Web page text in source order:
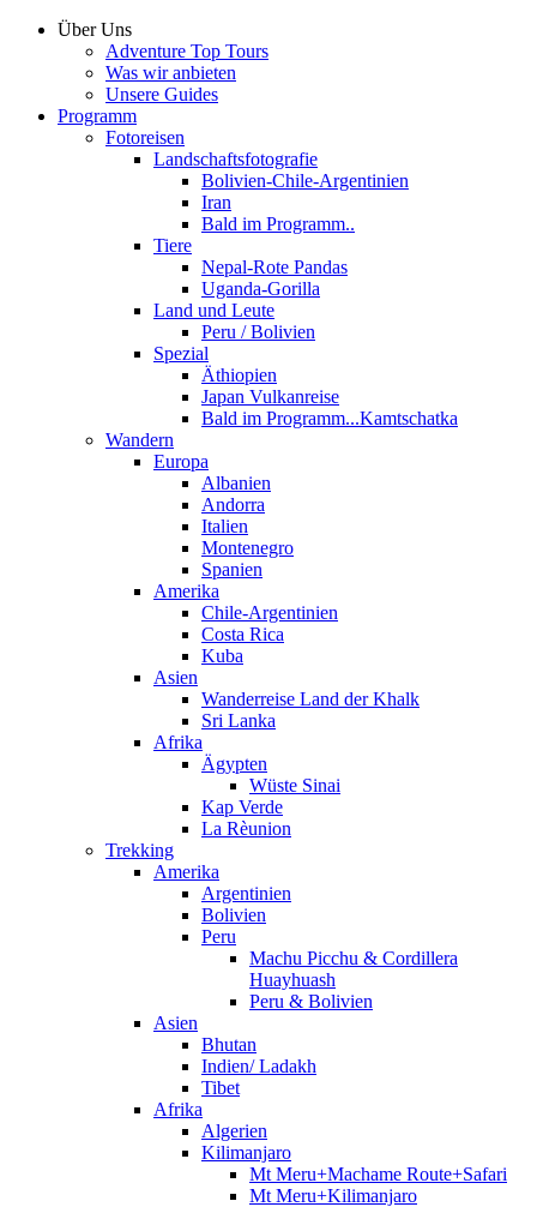
Über Uns
Adventure Top Tours
Was wir anbieten
Unsere Guides
Programm
Fotoreisen
Landschaftsfotografie
Bolivien-Chile-Argentinien
Iran
Bald im Programm..
Tiere
Nepal-Rote Pandas
Uganda-Gorilla
Land und Leute
Peru / Bolivien
Spezial
Äthiopien
Japan Vulkanreise
Bald im Programm...Kamtschatka
Wandern
Europa
Albanien
Andorra
Italien
Montenegro
Spanien
Amerika
Chile-Argentinien
Costa Rica
Kuba
Asien
Wanderreise Land der Khalk
Sri Lanka
Afrika
Ägypten
Wüste Sinai
Kap Verde
La Rèunion
Trekking
Amerika
Argentinien
Bolivien
Peru
Machu Picchu & Cordillera
Huayhuash
Peru & Bolivien
Asien
Bhutan
Indien/ Ladakh
Tibet
Afrika
Algerien
Kilimanjaro
Mt Meru+Machame Route+Safari
Mt Meru+Kilimanjaro